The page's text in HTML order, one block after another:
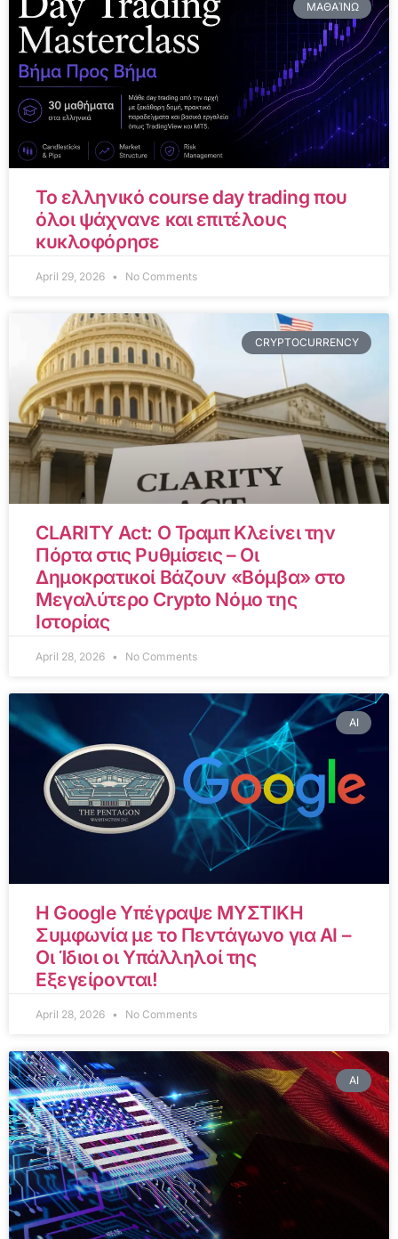
ΜΑΘΑΊΝΩ
Το ελληνικό course day trading που
όλοι ψάχνανε και επιτέλους
κυκλοφόρησε
April 29, 2026 No Comments
CRYPTOCURRENCY
CLARITY Act: Ο Τραμπ Κλείνει την
Πόρτα στις Ρυθμίσεις – Οι
Δημοκρατικοί Βάζουν «Βόμβα» στο
Μεγαλύτερο Crypto Νόμο της
Ιστορίας
April 28, 2026 No Comments
AI
Η Google Υπέγραψε ΜΥΣΤΙΚΗ
Συμφωνία με το Πεντάγωνο για AI –
Οι Ίδιοι οι Υπάλληλοί της
Εξεγείρονται!
April 28, 2026 No Comments
AI